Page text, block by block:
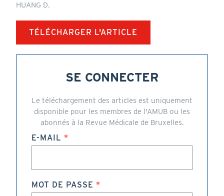
HUANG D.
TÉLÉCHARGER L'ARTICLE
SE CONNECTER
Le téléchargement des articles est uniquement
disponible pour les membres de l'AMUB ou les
abonnés à la Revue Médicale de Bruxelles.
E-MAIL
MOT DE PASSE